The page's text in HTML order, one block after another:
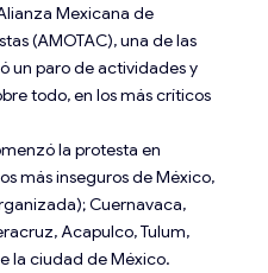
Mexicana de
(AMOTAC), una de las
un paro de actividades y
todo, en los más críticos
la protesta en
más inseguros de México,
Cuernavaca,
Acapulco, Tulum,
la ciudad de México.